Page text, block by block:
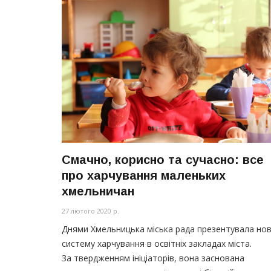
Смачно, корисно та сучасно: все
про харчування маленьких
хмельничан
27 лютого 2020 р.
Днями Хмельницька міська рада презентувала
систему харчування в освітніх закладах міста.
За твердженням ініціаторів, вона заснована